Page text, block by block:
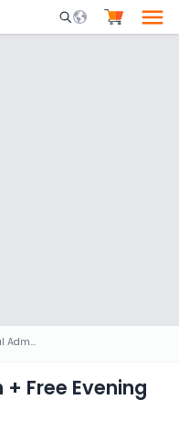
Mobile Search
IMG General Admission + Free Evening Desert Safari - Combo
Free Evening